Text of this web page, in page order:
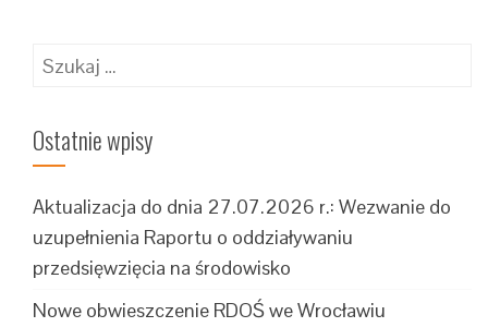
Szukaj:
Ostatnie wpisy
Aktualizacja do dnia 27.07.2026 r.: Wezwanie do
uzupełnienia Raportu o oddziaływaniu
przedsięwzięcia na środowisko
Nowe obwieszczenie RDOŚ we Wrocławiu